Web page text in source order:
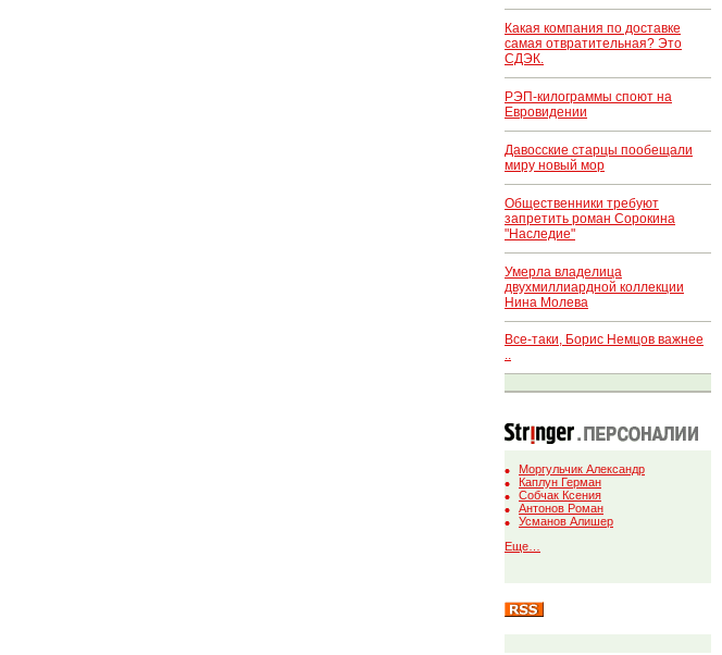
Какая компания по доставке
самая отвратительная? Это
СДЭК.
РЭП-килограммы споют на
Евровидении
Давосские старцы пообещали
миру новый мор
Общественники требуют
запретить роман Сорокина
"Наследие"
Умерла владелица
двухмиллиардной коллекции
Нина Молева
Все-таки, Борис Немцов важнее
..
Моргульчик Александр
Каплун Герман
Собчак Ксения
Антонов Роман
Усманов Алишер
Еще…